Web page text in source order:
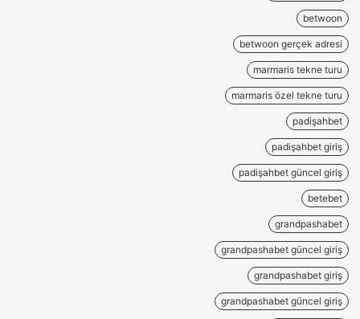
betwoon
betwoon gerçek adresi
marmaris tekne turu
marmaris özel tekne turu
padişahbet
padişahbet giriş
padişahbet güncel giriş
betebet
grandpashabet
grandpashabet güncel giriş
grandpashabet giriş
grandpashabet güncel giriş